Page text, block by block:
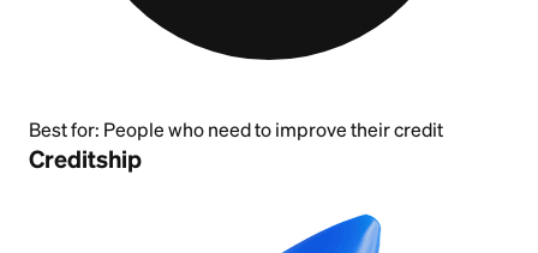
Best for: People who need to improve their credit
Creditship